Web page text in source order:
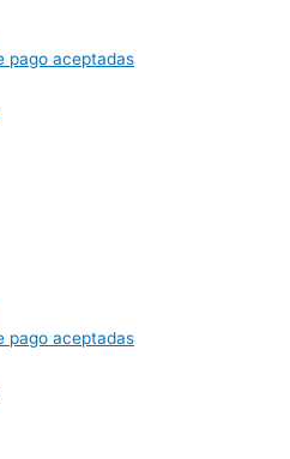
pago aceptadas
pago aceptadas